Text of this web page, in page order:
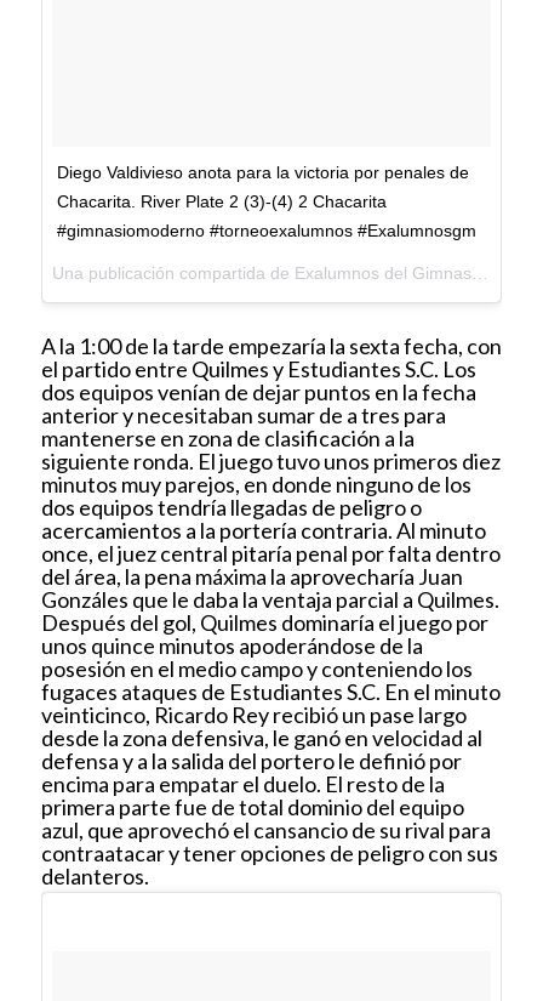
Diego Valdivieso anota para la victoria por penales de
Chacarita. River Plate 2 (3)-(4) 2 Chacarita
#gimnasiomoderno #torneoexalumnos #Exalumnosgm
A la 1:00 de la tarde empezaría la sexta fecha, con
el partido entre Quilmes y Estudiantes S.C. Los
dos equipos venían de dejar puntos en la fecha
anterior y necesitaban sumar de a tres para
mantenerse en zona de clasificación a la
siguiente ronda. El juego tuvo unos primeros diez
minutos muy parejos, en donde ninguno de los
dos equipos tendría llegadas de peligro o
acercamientos a la portería contraria. Al minuto
once, el juez central pitaría penal por falta dentro
del área, la pena máxima la aprovecharía Juan
Gonzáles que le daba la ventaja parcial a Quilmes.
Después del gol, Quilmes dominaría el juego por
unos quince minutos apoderándose de la
posesión en el medio campo y conteniendo los
fugaces ataques de Estudiantes S.C. En el minuto
veinticinco, Ricardo Rey recibió un pase largo
desde la zona defensiva, le ganó en velocidad al
defensa y a la salida del portero le definió por
encima para empatar el duelo. El resto de la
primera parte fue de total dominio del equipo
azul, que aprovechó el cansancio de su rival para
contraatacar y tener opciones de peligro con sus
delanteros.